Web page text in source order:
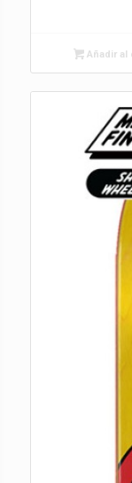
Añadir al